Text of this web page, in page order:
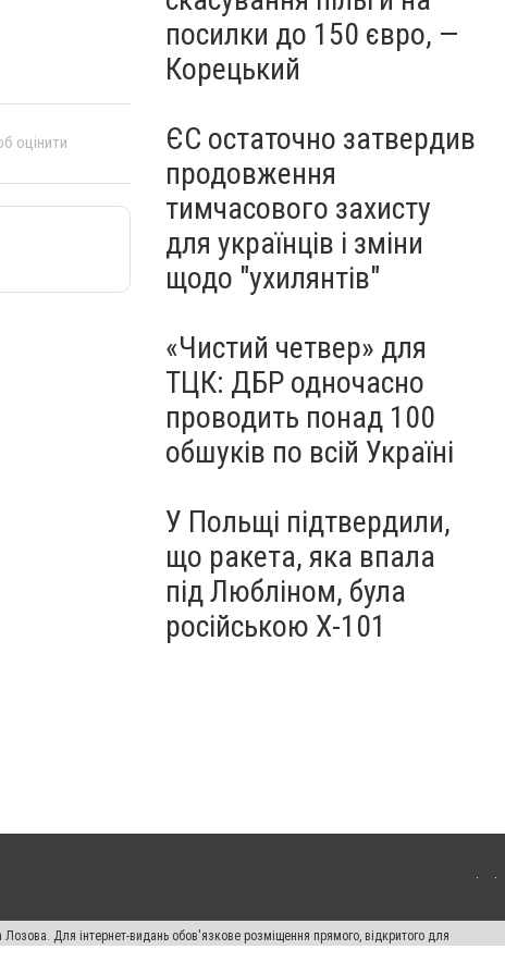
оцінити
посилки до 150 євро, —
Корецький
ЄС остаточно затвердив
продовження
тимчасового захисту
для українців і зміни
щодо "ухилянтів"
«Чистий четвер» для
ТЦК: ДБР одночасно
проводить понад 100
обшуків по всій Україні
У Польщі підтвердили,
що ракета, яка впала
під Любліном, була
російською Х-101
Для інтернет-видань обов'язкове розміщення прямого, відкритого для